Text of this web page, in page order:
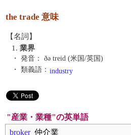
the trade 意味
【名詞】
1. 業界
・ 発音：
ðə treid (米国/英国)
・ 類義語： industry
"産業・業種"の英単語
broker仲介業